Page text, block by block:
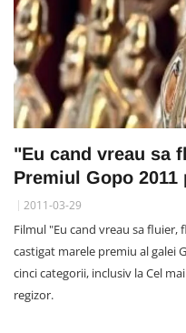
"Eu cand vreau sa
Premiul Gopo
2011-03-29
Filmul "Eu cand vreau sa fluier,
castigat marele premiu al galei
cinci categorii, inclusiv la Cel
regizor.